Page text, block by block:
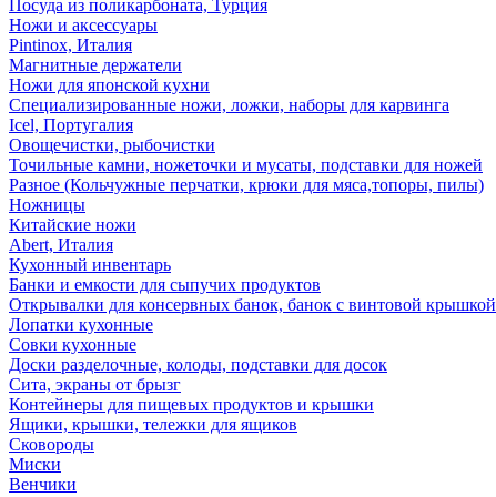
Посуда из поликарбоната, Турция
Ножи и аксессуары
Pintinox, Италия
Магнитные держатели
Ножи для японской кухни
Специализированные ножи, ложки, наборы для карвинга
Icel, Португалия
Овощечистки, рыбочистки
Точильные камни, ножеточки и мусаты, подставки для ножей
Разное (Кольчужные перчатки, крюки для мяса,топоры, пилы)
Ножницы
Китайские ножи
Abert, Италия
Кухонный инвентарь
Банки и емкости для сыпучих продуктов
Открывалки для консервных банок, банок с винтовой крышкой
Лопатки кухонные
Совки кухонные
Доски разделочные, колоды, подставки для досок
Сита, экраны от брызг
Контейнеры для пищевых продуктов и крышки
Ящики, крышки, тележки для ящиков
Сковороды
Миски
Венчики